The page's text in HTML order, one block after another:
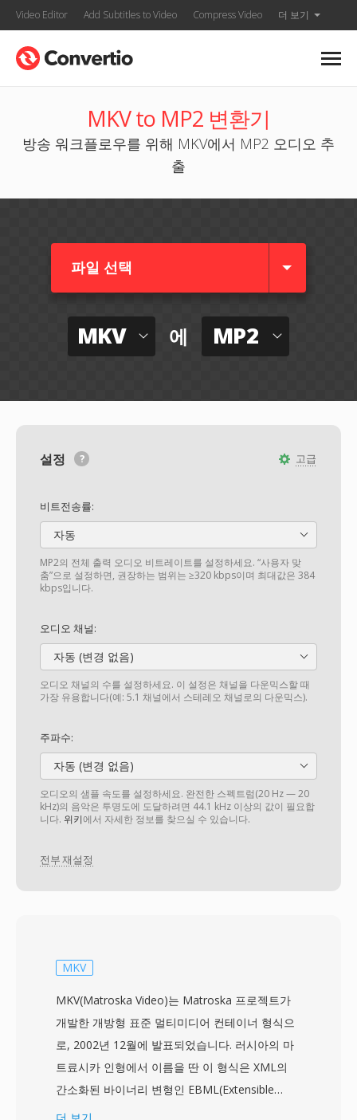
Video Editor Add Subtitles to Video Compress Video 더 보기
MKV to MP2 변환기
방송 워크플로우를 위해 MKV에서 MP2 오디오 추
출
파일 선택
MKV 에 MP2
고급
설정
비트전송률:
자동
MP2의 전체 출력 오디오 비트레이트를 설정하세요. “사용자 맞
춤”으로 설정하면, 권장하는 범위는 ≥320 kbps이며 최대값은 384
kbps입니다.
오디오 채널:
자동 (변경 없음)
오디오 채널의 수를 설정하세요. 이 설정은 채널을 다운믹스할 때
가장 유용합니다(예: 5.1 채널에서 스테레오 채널로의 다운믹스).
주파수:
자동 (변경 없음)
오디오의 샘플 속도를 설정하세요. 완전한 스펙트럼(20 Hz — 20
kHz)의 음악은 투명도에 도달하려면 44.1 kHz 이상의 값이 필요합
니다. 위키에서 자세한 정보를 찾으실 수 있습니다.
전부 재설정
MKV
MKV(Matroska Video)는 Matroska 프로젝트가
개발한 개방형 표준 멀티미디어 컨테이너 형식으
로, 2002년 12월에 발표되었습니다. 러시아의 마
트료시카 인형에서 이름을 딴 이 형식은 XML의
간소화된 바이너리 변형인 EBML(Extensible
Binary Meta Language)을 기반으로 구축되어, 유